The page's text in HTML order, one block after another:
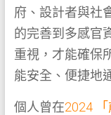
府、設計者與社
的完善到多感官
重視，才能確保
能安全、便捷地
個人曾在2024